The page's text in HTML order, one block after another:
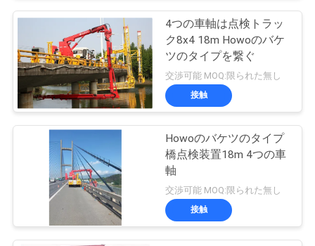
質
管
理
に
4つの車軸は点検トラッ
ク8x4 18m Howoのバケ
ツのタイプを繋ぐ
交渉可能 MOQ:限られた無し
接触
Howoのバケツのタイプ
橋点検装置18m 4つの車
軸
交渉可能 MOQ:限られた無し
接触